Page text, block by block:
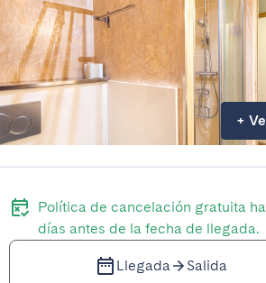
+
Política de cancelación gratuita
días antes de la fecha de llegada.
Llegada Salida